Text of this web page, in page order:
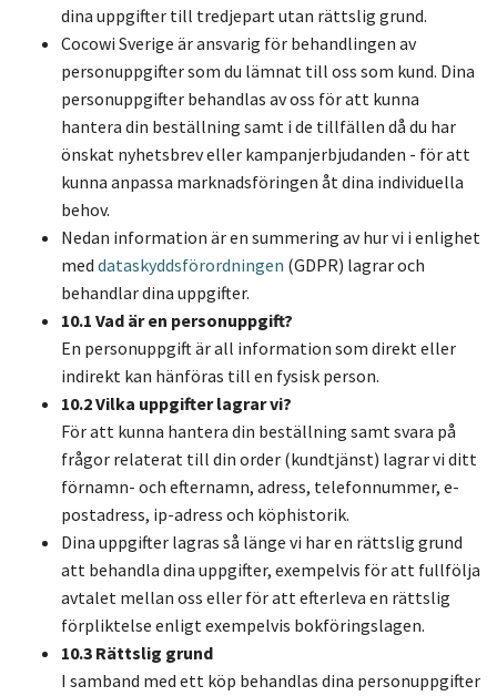
dina uppgifter till tredjepart utan rättslig grund.
Cocowi Sverige är ansvarig för behandlingen av
personuppgifter som du lämnat till oss som kund. Dina
personuppgifter behandlas av oss för att kunna
hantera din beställning samt i de tillfällen då du har
önskat nyhetsbrev eller kampanjerbjudanden - för att
kunna anpassa marknadsföringen åt dina individuella
behov.
Nedan information är en summering av hur vi i enlighet
med dataskyddsförordningen (GDPR) lagrar och
behandlar dina uppgifter.
10.1 Vad är en personuppgift?
En personuppgift är all information som direkt eller
indirekt kan hänföras till en fysisk person.
10.2 Vilka uppgifter lagrar vi?
För att kunna hantera din beställning samt svara på
frågor relaterat till din order (kundtjänst) lagrar vi ditt
förnamn- och efternamn, adress, telefonnummer, e-
postadress, ip-adress och köphistorik.
Dina uppgifter lagras så länge vi har en rättslig grund
att behandla dina uppgifter, exempelvis för att fullfölja
avtalet mellan oss eller för att efterleva en rättslig
förpliktelse enligt exempelvis bokföringslagen.
10.3 Rättslig grund
I samband med ett köp behandlas dina personuppgifter